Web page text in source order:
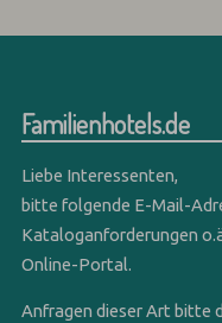
Familienhotels.de
Liebe Interessenten,
bitte folgende E-Mail-
Kataloganforderungen
Online-Portal.
Anfragen dieser Art bitte